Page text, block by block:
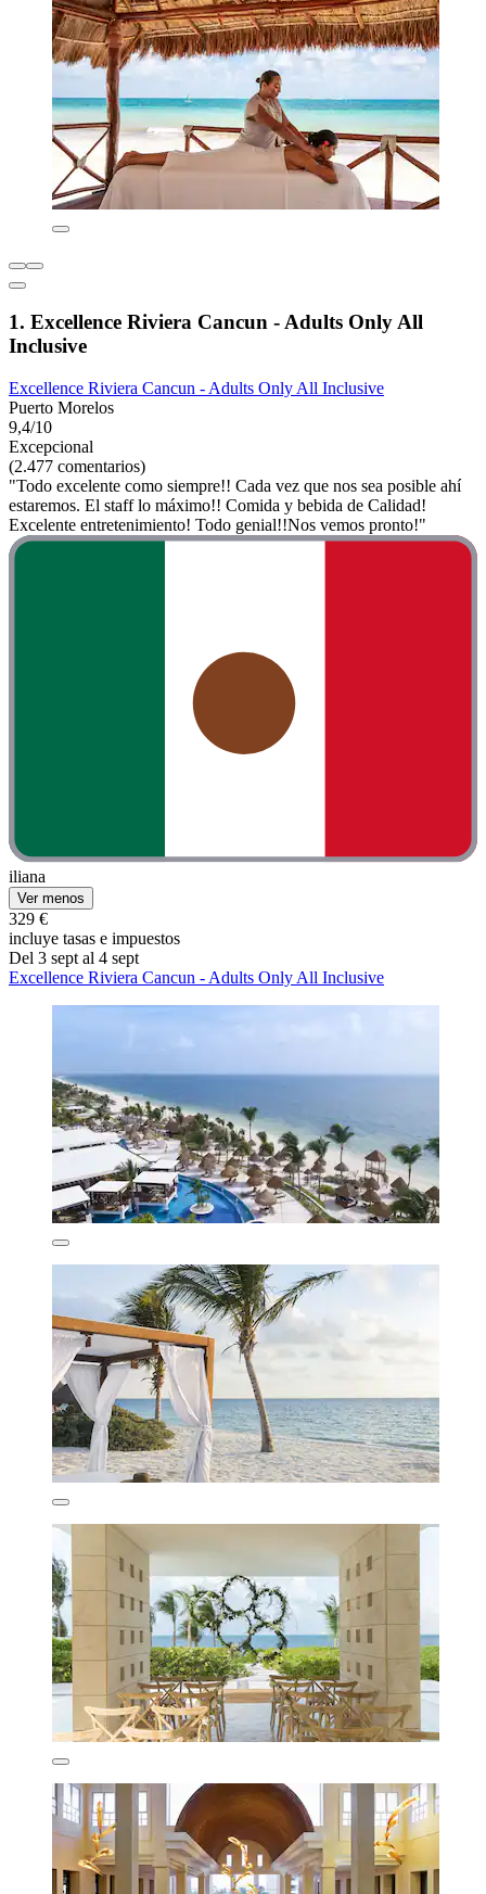
1. Excellence Riviera Cancun - Adults Only All
Inclusive
Excellence Riviera Cancun - Adults Only All Inclusive
Puerto Morelos
9,4/10
Excepcional
(2.477 comentarios)
"Todo excelente como siempre!! Cada vez que nos sea posible ahí
estaremos. El staff lo máximo!! Comida y bebida de Calidad!
Excelente entretenimiento! Todo genial!!Nos vemos pronto!"
iliana
Ver menos
329 €
incluye tasas e impuestos
Del 3 sept al 4 sept
Excellence Riviera Cancun - Adults Only All Inclusive